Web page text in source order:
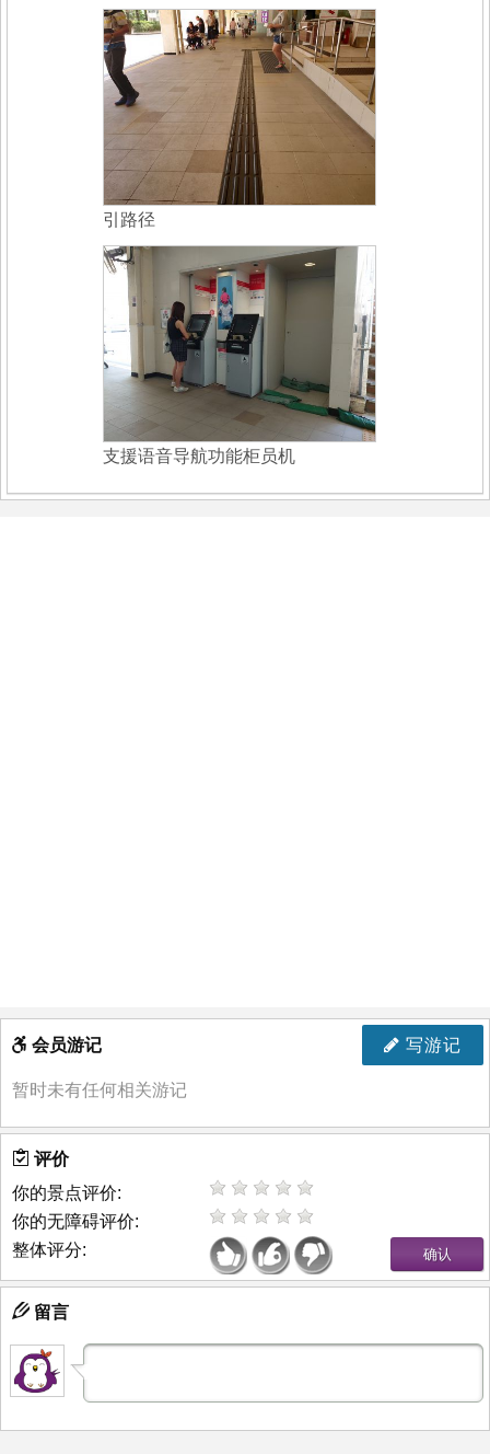
引路径
支援语音导航功能柜员机
写游记
会员游记
暂时未有任何相关游记
评价
你的景点评价:
你的无障碍评价:
整体评分:
留言